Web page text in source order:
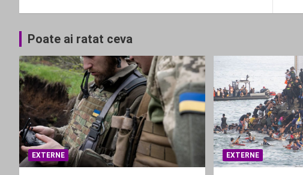
articole
Poate ai ratat ceva
EXTERNE EXTERNE